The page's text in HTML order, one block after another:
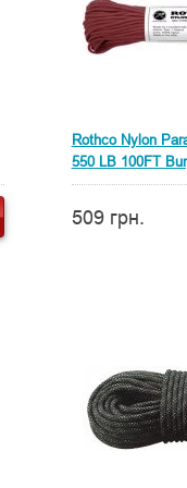
Rothco Nylon
550 LB 100FT
509 грн.